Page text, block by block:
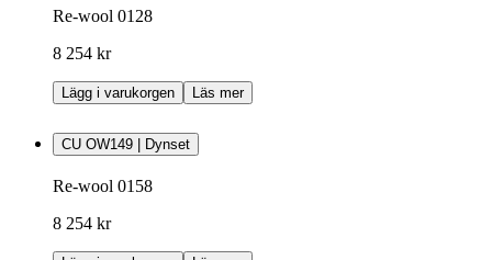
Re-wool 0128
8 254 kr
Lägg i varukorgen Läs mer
CU OW149 | Dynset
Re-wool 0158
8 254 kr